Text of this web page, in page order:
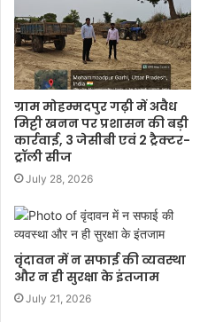
ग्राम मोहम्मदपुर गढ़ी में अवैध
मिट्टी खनन पर प्रशासन की बड़ी
कार्रवाई, 3 जेसीबी एवं 2 ट्रैक्टर-
ट्रॉली सीज
July 28, 2026
वृंदावन में न सफाई की व्यवस्था
और न ही सुरक्षा के इंतजाम
July 21, 2026